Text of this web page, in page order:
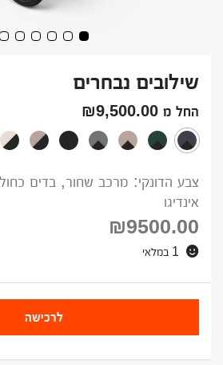
שילובים נבחרים
החל מ ₪9,500.00
צבע הדונקי: מרכב שחור, בדים כחול
אינדיגו
₪9500.00
1 במלאי
לרכישה